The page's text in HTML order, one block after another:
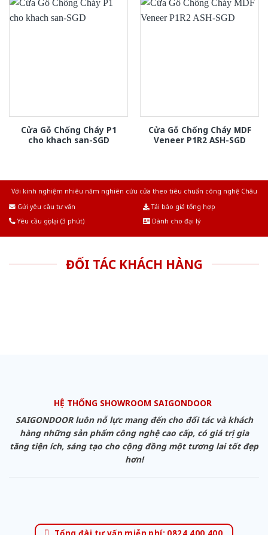
Cửa Gỗ Chống Cháy P1
cho khach san-SGD
Cửa Gỗ Chống Cháy MDF
Veneer P1R2 ASH-SGD
Với kinh nghiệm nhiêu năm nghiên cứu cửa theo tiêu chuẩn công nghệ Châu
Gửi yêu cầu tư vấn
Tải báo giá tổng hợp
Yêu cầu gọi lại (3 phút)
Dành cho đại lý
ĐỐI TÁC KHÁCH HÀNG
HỆ THỐNG SHOWROOM SAIGONDOOR
SAIGONDOOR luôn nỗ lực mang đến cho đối tác và khách
hàng những sản phẩm công nghệ cao cấp, có giá trị gia
tăng tiện ích, sáng tạo cho cộng đồng một tương lai tốt đẹp
hơn!